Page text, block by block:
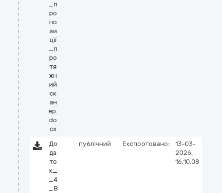
_п
ро
по
зи
ції
_п
ро
тя
жн
ий
ск
ан
ер.
do
cx
До
да
то
к_
_4
_В
публічний Експортовано:
13-03-
2026,
16:10:08